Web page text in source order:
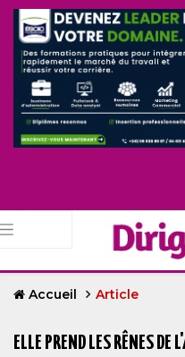
Accueil Article
ELLE PREND LES RÊNES